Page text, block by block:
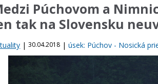
Púchovom a
tak na Slovensku
|30.04.2018 |úsek: Púchov - Nosická